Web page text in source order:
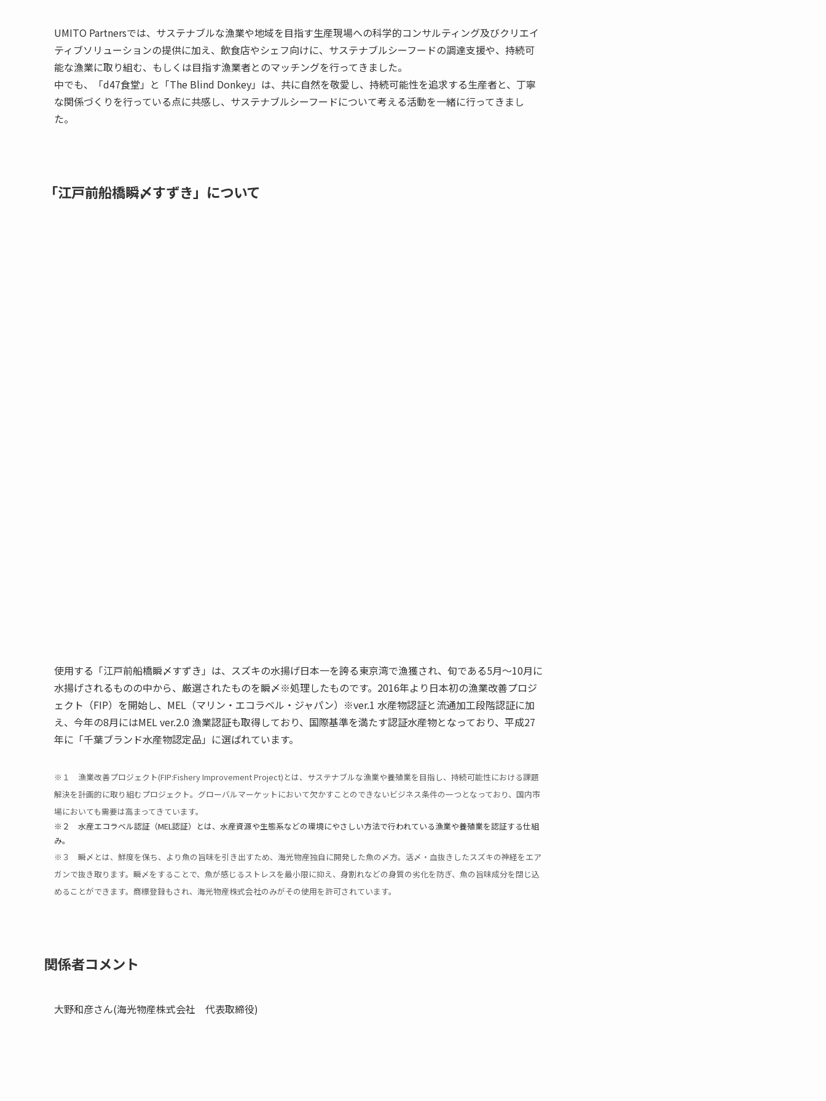
UMITO Partnersでは、サステナブルな漁業や地域を目指す生産現場への科学的コンサルティング及びクリエイ
ティブソリューションの提供に加え、飲食店やシェフ向けに、サステナブルシーフードの調達支援や、持続可
能な漁業に取り組む、もしくは目指す漁業者とのマッチングを行ってきました。
中でも、「d47食堂」と「The Blind Donkey」は、共に⾃然を敬愛し、持続可能性を追求する⽣産者と、丁寧
な関係づくりを⾏っている点に共感し、サステナブルシーフードについて考える活動を一緒に行ってきまし
た。
「江戸前船橋瞬〆すずき」について
使用する「江戸前船橋瞬〆すずき」は、スズキの水揚げ日本一を誇る東京湾で漁獲され、旬である5月～10月に
水揚げされるものの中から、厳選されたものを瞬〆※処理したものです。2016年より日本初の漁業改善プロジ
ェクト（FIP）を開始し、MEL（マリン・エコラベル・ジャパン）※ver.1 水産物認証と流通加工段階認証に加
え、今年の8月にはMEL ver.2.0 漁業認証も取得しており、国際基準を満たす認証水産物となっており、平成27
年に「千葉ブランド水産物認定品」に選ばれています。
※１ 漁業改善プロジェクト(FIP:Fishery Improvement Project)とは、サステナブルな漁業や養殖業を目指し、持続可能性における課題
解決を計画的に取り組むプロジェクト。グローバルマーケットにおいて欠かすことのできないビジネス条件の一つとなっており、国内市
場においても需要は高まってきています。
※２ 水産エコラベル認証（MEL認証）とは、水産資源や生態系などの環境にやさしい方法で行われている漁業や養殖業を認証する仕組
み。
※３ 瞬〆とは、鮮度を保ち、より魚の旨味を引き出すため、海光物産独自に開発した魚の〆方。活〆・血抜きしたスズキの神経をエア
ガンで抜き取ります。瞬〆をすることで、魚が感じるストレスを最小限に抑え、身割れなどの身質の劣化を防ぎ、魚の旨味成分を閉じ込
めることができます。商標登録もされ、海光物産株式会社のみがその使用を許可されています。
関係者コメント
大野和彦さん(海光物産株式会社 代表取締役)